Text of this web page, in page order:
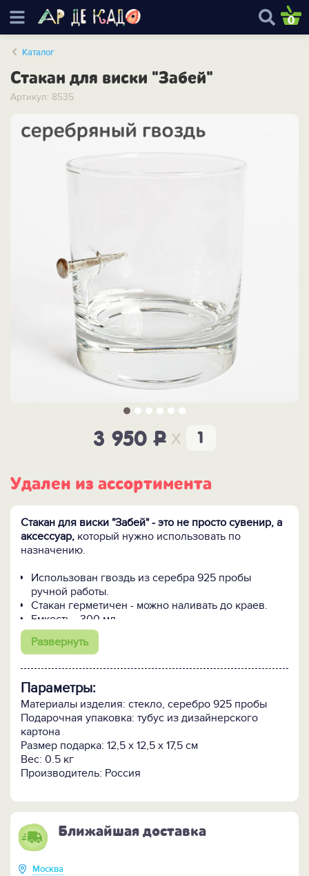
0
Каталог
Стакан для виски "Забей"
Артикул: 8535
3 950P x
Удален из ассортимента
Стакан для виски "Забей" - это не просто сувенир, а
аксессуар, который нужно использовать по
назначению.
Использован гвоздь из серебра 925 пробы
ручной работы.
Стакан герметичен - можно наливать до краев.
Емкость - 300 мл.
Сделано в России, каждый элемент
декорирования - ручная работа.
ПОСМОТРИТЕ всю коллекцию стаканов и бокалов с
пулями >>
Развернуть
Параметры:
Материалы изделия: стекло, серебро 925 пробы
Подарочная упаковка: тубус из дизайнерского
картона
Размер подарка: 12,5 х 12,5 х 17,5 см
Вес: 0.5 кг
Производитель: Россия
Ближайшая доставка
Москва